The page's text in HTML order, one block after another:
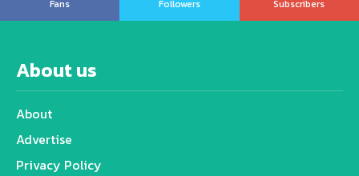
Fans
Followers
Subscribers
About us
About
Advertise
Privacy Policy